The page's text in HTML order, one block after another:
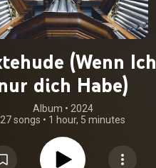
(Wenn Ich
dich Habe)
Album • 2024
27 songs • 1 hour, 5 minutes